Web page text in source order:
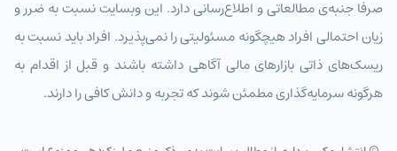
صرفا جنبه‌ی مطالعاتی و اطلاع‌رسانی دارد. این وبسایت نسبت به ضرر و
زیان احتمالی افراد هیچگونه مسئولیتی را نمی‌پذیرد. افراد باید نسبت به
ریسک‌های ذاتی بازارهای مالی آگاهی داشته باشند و قبل از اقدام به
هرگونه سرمایه‌گذاری مطمئن شوند که تجربه و دانش کافی را دارند.